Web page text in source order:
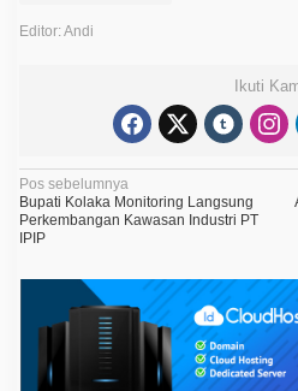
Editor: Andi
Ikuti
N
a
v
i
Pos sebelumnya
Bupati Kolaka Monitoring Langsung
Perkembangan Kawasan Industri PT
IPIP